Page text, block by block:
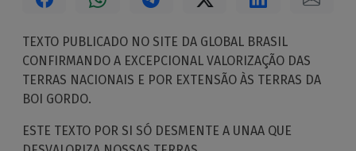
TEXTO PUBLICADO NO SITE DA GLOBAL BRASIL
CONFIRMANDO A EXCEPCIONAL VALORIZAÇÃO DAS
TERRAS NACIONAIS E POR EXTENSÃO ÀS TERRAS DA
BOI GORDO.
ESTE TEXTO POR SI SÓ DESMENTE A UNAA QUE